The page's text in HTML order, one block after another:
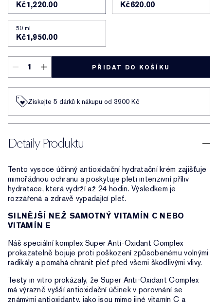
Kč1,220.00 Kč620.00
50 ml
Kč1,950.00
PŘIDAT DO KOŠÍKU
Získejte 5 dárků k nákupu od 3900 Kč
Detaily Produktu
Tento vysoce účinný antioxidační hydratační krém zajišťuje
mimořádnou ochranu a poskytuje pleti intenzivní příliv
hydratace, která vydrží až 24 hodin. Výsledkem je
rozzářená a zdravě vypadající pleť.
SILNĚJŠÍ NEŽ SAMOTNÝ VITAMÍN C NEBO
VITAMÍN E
Náš speciální komplex Super Anti-Oxidant Complex
prokazatelně bojuje proti poškození způsobenému volnými
radikály a pomáhá chránit pleť před všemi škodlivými vlivy.
Testy in vitro prokázaly, že Super Anti-Oxidant Complex
má výrazně vyšší antioxidační účinek v porovnání se
známými antioxidanty, jako jsou mimo jiné vitamín C a